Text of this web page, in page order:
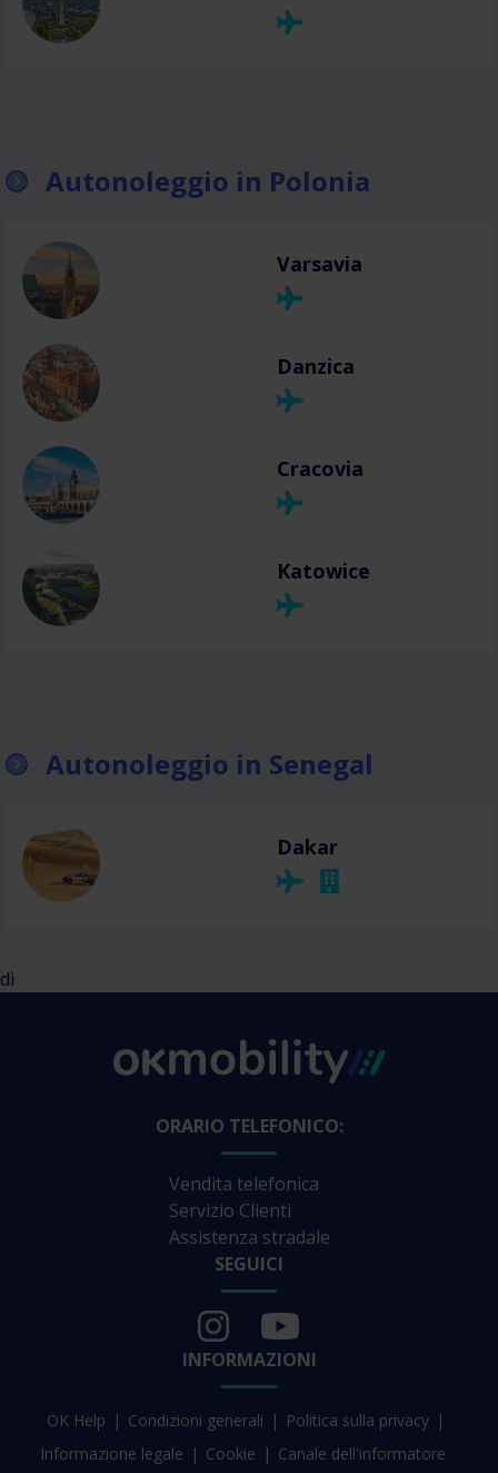
Autonoleggio in Polonia
Varsavia
Danzica
Cracovia
Katowice
Autonoleggio in Senegal
Dakar
di
ORARIO TELEFONICO:
Vendita telefonica
Servizio Clienti
Assistenza stradale
SEGUICI
INFORMAZIONI
OK Help Condizioni generali
Politica sulla privacy
Informazione legale
Cookie Canale dell'informatore